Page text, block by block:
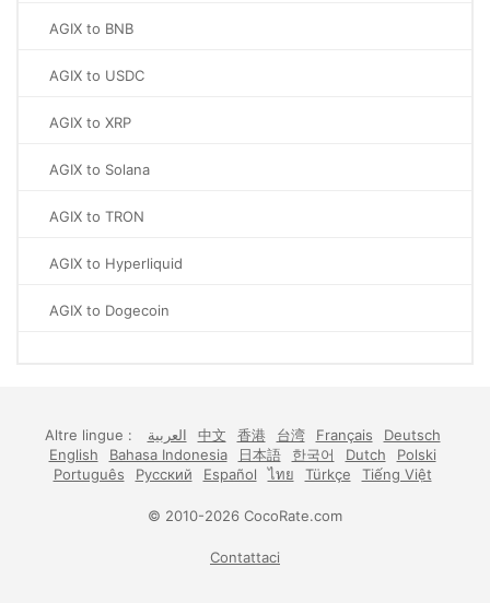
AGIX to BNB
AGIX to USDC
AGIX to XRP
AGIX to Solana
AGIX to TRON
AGIX to Hyperliquid
AGIX to Dogecoin
Altre lingue : العربية 中文 香港 台湾 Français
Deutsch
English
Bahasa Indonesia 日本語 한국어 Dutch
Polski
Português
Русский Español ไทย Türkçe Tiếng Việt
© 2010-2026 CocoRate.com
Contattaci